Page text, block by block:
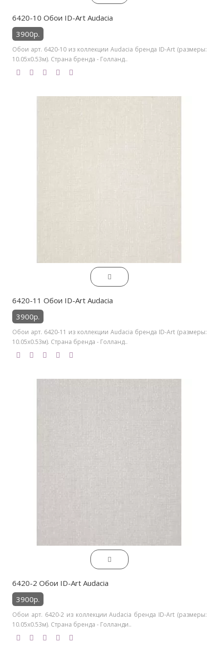
6420-10 Обои ID-Art Audacia
3900р.
Обои арт. 6420-10 из коллекции Audacia бренда ID-Art (размеры:
10.05х0.53м). Страна бренда - Голланд..
6420-11 Обои ID-Art Audacia
3900р.
Обои арт. 6420-11 из коллекции Audacia бренда ID-Art (размеры:
10.05х0.53м). Страна бренда - Голланд..
6420-2 Обои ID-Art Audacia
3900р.
Обои арт. 6420-2 из коллекции Audacia бренда ID-Art (размеры:
10.05х0.53м). Страна бренда - Голланди..